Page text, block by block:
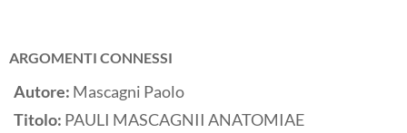
ARGOMENTI CONNESSI
Autore: Mascagni Paolo
Titolo: PAULI MASCAGNII ANATOMIAE